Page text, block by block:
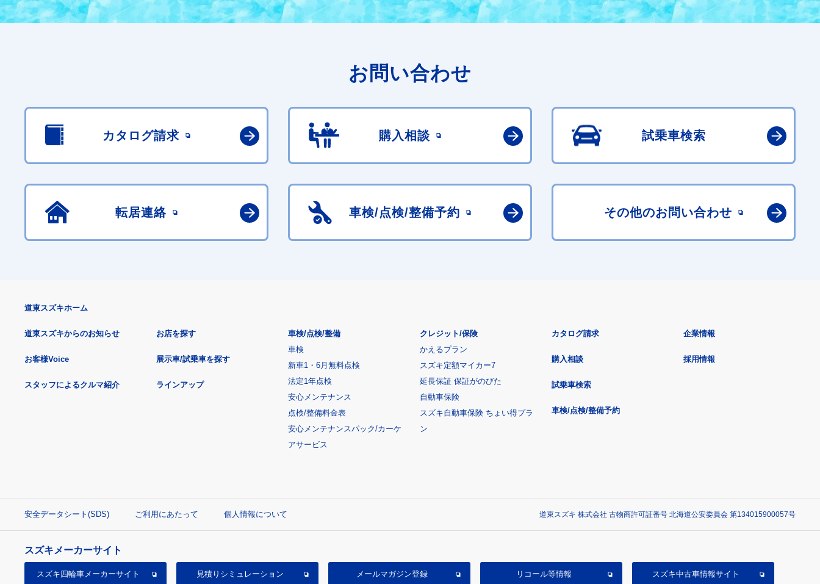
お問い合わせ
カタログ請求 購入相談 試乗車検索
転居連絡 車検/点検/整備予約 その他のお問い合わせ
道東スズキホーム
道東スズキからのお知らせ
お客様Voice
スタッフによるクルマ紹介
お店を探す
展示車/試乗車を探す
ラインアップ
車検/点検/整備
車検
新車1・6月無料点検
法定1年点検
安心メンテナンス
点検/整備料金表
安心メンテナンスパック/カーケ
アサービス
クレジット/保険
かえるプラン
スズキ定額マイカー7
延長保証 保証がのびた
自動車保険
スズキ自動車保険 ちょい得プラ
ン
カタログ請求
購入相談
試乗車検索
車検/点検/整備予約
企業情報
採用情報
安全データシート(SDS) ご利用にあたって 個人情報について 道東スズキ 株式会社 古物商許可証番号 北海道公安委員会 第134015900057号
スズキメーカーサイト
スズキ四輪車メーカーサイト 見積り シミュレーション メールマガジン登録 リコール等情報 スズキ中古車情報サイト